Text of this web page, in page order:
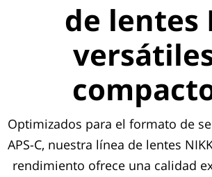
de lentes
Optimizados para el formato de
APS-C, nuestra línea de lentes
rendimiento ofrece una calidad